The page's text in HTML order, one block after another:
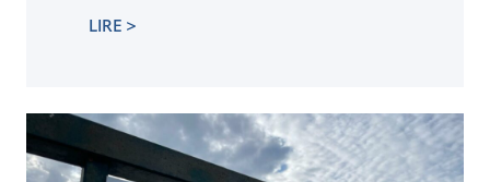
LIRE >